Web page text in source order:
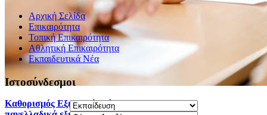
Καθορισμός Eξεταστέας ύλης 2025-2026 για τα
Αρχική Σελίδα
Επικαιρότητα
Τοπική Επικαιρότητα
Αθλητική Επικαιρότητα
Eκπαιδευτικά Νέα
Ιστοσύνδεσμοι